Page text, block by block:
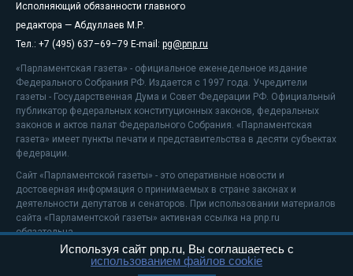
Исполняющий обязанности главного
редактора — Абдуллаев М.Р.
Тел.: +7 (495) 637–69–79 E-mail: pg@pnp.ru
«Парламентская газета» - официальное еженедельное издание
Федерального Собрания РФ. Издается с 1997 года. Учредители
газеты - Государственная Дума и Совет Федерации РФ. Официальный
публикатор федеральных конституционных законов, федеральных
законов и актов палат Федерального Собрания. «Парламентская
газета» имеет пункты печати и представительства в десяти субъектах
федерации.
Сайт «Парламентской газеты» - это оперативные новости и
достоверная информация о принимаемых в стране законах и
деятельности депутатов и сенаторов. При использовании материалов
сайта «Парламентской газеты» активная ссылка на pnp.ru
обязательна.
На информационном ресурсе применяютсярекомендательные
Используя сайт pnp.ru, Вы соглашаетесь с
использованием файлов cookie